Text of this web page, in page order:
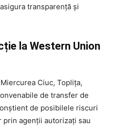
transparență și
la Western Union
Ciuc, Toplița,
de transfer de
de posibilele riscuri
agenții autorizați sau